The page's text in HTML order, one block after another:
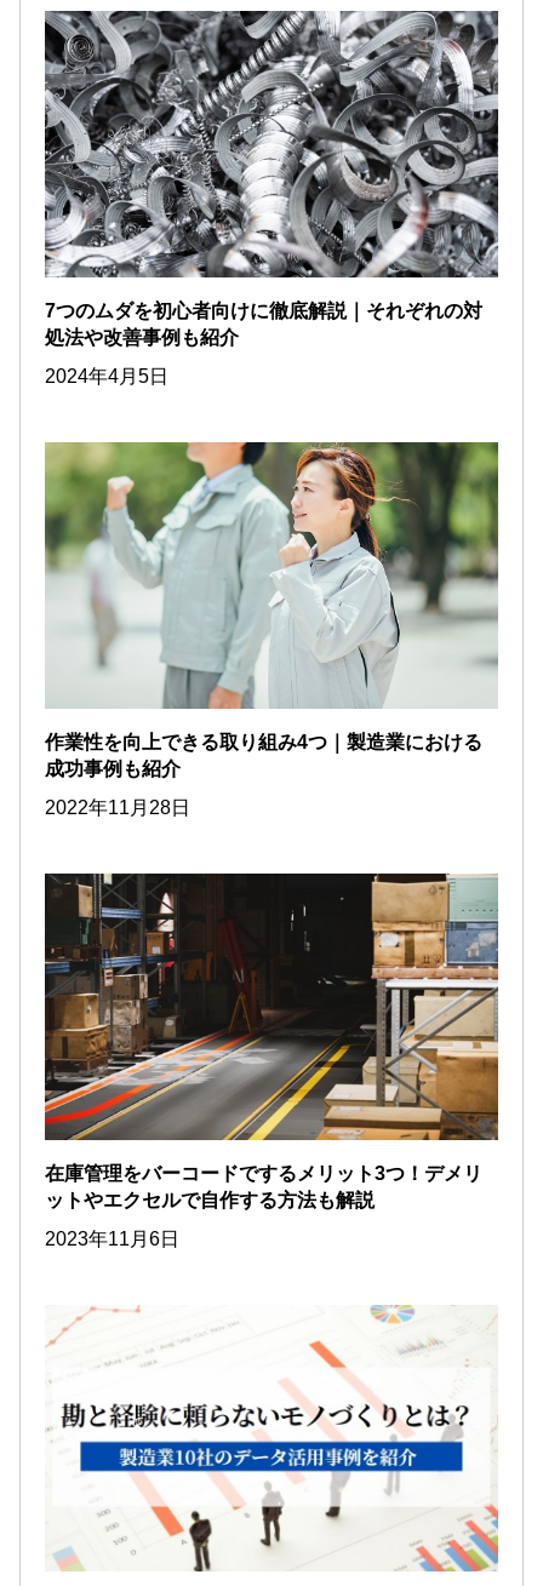
7つのムダを初心者向けに徹底解説｜それぞれの対
処法や改善事例も紹介
2024年4月5日
作業性を向上できる取り組み4つ｜製造業における
成功事例も紹介
2022年11月28日
在庫管理をバーコードでするメリット3つ！デメリ
ットやエクセルで自作する方法も解説
2023年11月6日